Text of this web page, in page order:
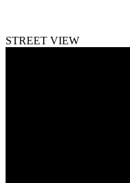
STREET VIEW